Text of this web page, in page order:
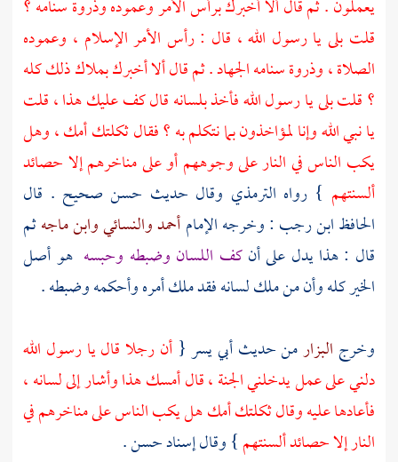
يعملون . ثم قال ألا أخبرك برأس الأمر وعموده وذروة سنامه ؟
قلت بلى يا رسول الله ، قال : رأس الأمر الإسلام ، وعموده
الصلاة ، وذروة سنامه الجهاد . ثم قال ألا أخبرك بملاك ذلك كله
؟ قلت بلى يا رسول الله فأخذ بلسانه قال كف عليك هذا ، قلت
يا نبي الله وإنا لمؤاخذون بما نتكلم به ؟ فقال ثكلتك أمك ، وهل
يكب الناس في النار على وجوههم أو على مناخرهم إلا حصائد
ألسنتهم } رواه الترمذي وقال حديث حسن صحيح . قال
الحافظ ابن رجب : وخرجه الإمامأحمدوالنسائيوابن ماجهثم
قال : هذا يدل على أنكف اللسان وضبطه وحبسه هو أصل
الخير كله وأن من ملك لسانه فقد ملك أمره وأحكمه وضبطه .
وخرج البزارمن حديثأبي يسر{أن رجلا قال يا رسول الله
دلني على عمل يدخلني الجنة ، قال أمسك هذا وأشار إلى لسانه ،
فأعادها عليه وقال ثكلتك أمك هل يكب الناس على مناخرهم في
النار إلا حصائد ألسنتهم} وقال إسناد حسن .